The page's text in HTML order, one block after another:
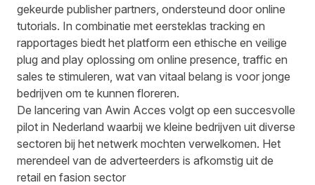
gekeurde publisher partners, ondersteund door online
tutorials. In combinatie met eersteklas tracking en
rapportages biedt het platform een ethische en veilige
plug and play oplossing om online presence, traffic en
sales te stimuleren, wat van vitaal belang is voor jonge
bedrijven om te kunnen floreren.
De lancering van Awin Acces volgt op een succesvolle
pilot in Nederland waarbij we kleine bedrijven uit diverse
sectoren bij het netwerk mochten verwelkomen. Het
merendeel van de adverteerders is afkomstig uit de
retail en fasion sector